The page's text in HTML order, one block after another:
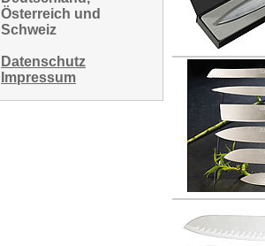
Österreich und
Schweiz
Datenschutz
Impressum